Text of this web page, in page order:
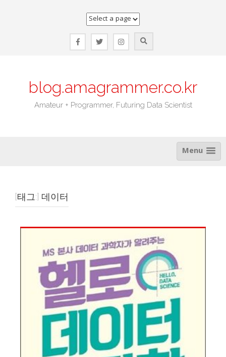
blog.amagrammer.co.kr
Amateur + Programmer, Futuring Data Scientist
Menu
[태그:] 데이터